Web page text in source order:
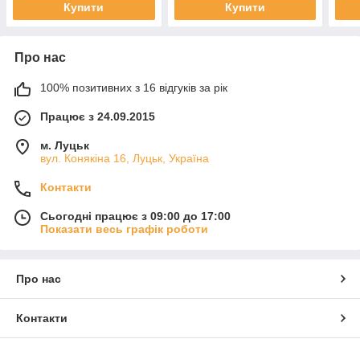
Купити Купити
Про нас
100% позитивних з 16 відгуків за рік
Працює з 24.09.2015
м. Луцьк
вул. Конякіна 16, Луцьк, Україна
Контакти
Сьогодні працює з 09:00 до 17:00
Показати весь графік роботи
Про нас
Контакти